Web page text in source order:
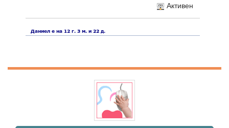
Активен